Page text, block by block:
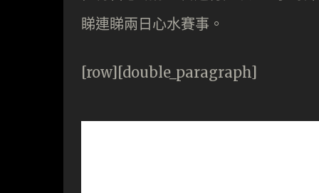
睇連睇兩日心水賽事。
[row][double_paragraph]